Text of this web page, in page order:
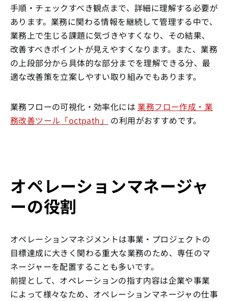
手順・チェックすべき観点まで、詳細に理解する必要が
あります。業務に関わる情報を継続して管理する中で、
業務上で生じる課題に気づきやすくなり、その結果、
改善すべきポイントが見えやすくなります。また、業務
の上段部分から具体的な部分までを理解できる分、最
適な改善策を立案しやすい取り組みでもあります。
業務フローの可視化・効率化には 業務フロー作成・業
務改善ツール「octpath」
の利用がおすすめです。
オペレーションマネージャ
ーの役割
オペレーションマネジメントは事業・プロジェクトの
目標達成に大きく関わる重大な業務のため、専任のマ
ネージャーを配置することも多いです。
前提として、オペレーションの指す内容は企業や事業
によって様々なため、オペレーションマネージャの仕事